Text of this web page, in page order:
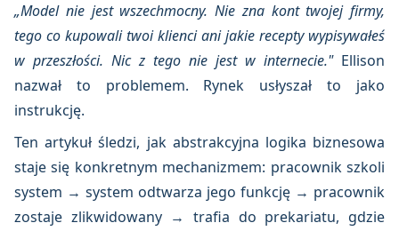
„Model nie jest wszechmocny. Nie zna kont twojej firmy,
tego co kupowali twoi klienci ani jakie recepty wypisywałeś
w przeszłości. Nic z tego nie jest w internecie."Ellison
nazwał to problemem. Rynek usłyszał to jako
instrukcję.
Ten artykuł śledzi, jak abstrakcyjna logika biznesowa
staje się konkretnym mechanizmem: pracownik szkoli
system → system odtwarza jego funkcję → pracownik
zostaje zlikwidowany → trafia do prekariatu, gdzie